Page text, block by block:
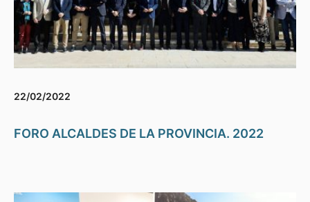
22/02/2022
FORO ALCALDES DE LA PROVINCIA. 2022